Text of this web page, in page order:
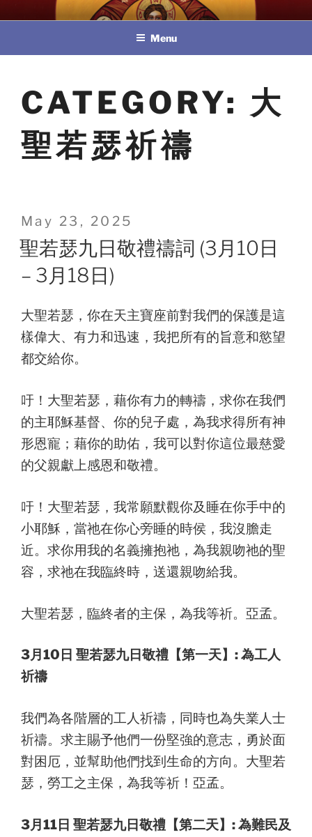
to
教區婚姻與家庭牧民委員會
Menu
CATEGORY: 大
聖若瑟祈禱
Posted
on
May 23, 2025
聖若瑟九日敬禮禱詞 (3月10日
– 3月18日)
大聖若瑟，你在天主寶座前對我們的保護是這
樣偉大、有力和迅速，我把所有的旨意和慾望
都交給你。
吁！大聖若瑟，藉你有力的轉禱，求你在我們
的主耶穌基督、你的兒子處，為我求得所有神
形恩寵；藉你的助佑，我可以對你這位最慈愛
的父親獻上感恩和敬禮。
吁！大聖若瑟，我常願默觀你及睡在你手中的
小耶穌，當祂在你心旁睡的時侯，我沒膽走
近。求你用我的名義擁抱祂，為我親吻祂的聖
容，求祂在我臨終時，送還親吻給我。
大聖若瑟，臨終者的主保，為我等祈。亞孟。
3月10日 聖若瑟九日敬禮【第一天】: 為工人
祈禱
我們為各階層的工人祈禱，同時也為失業人士
祈禱。求主賜予他們一份堅強的意志，勇於面
對困厄，並幫助他們找到生命的方向。大聖若
瑟，勞工之主保，為我等祈！亞孟。
3月11日 聖若瑟九日敬禮【第二天】: 為難民及